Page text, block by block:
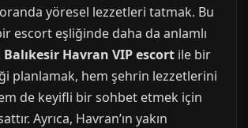
yöresel lezzetleri tatmak. Bu
escort eşliğinde daha da anlamlı
Balıkesir Havran VIP escort ile bir
planlamak, hem şehrin lezzetlerini
de keyifli bir sohbet etmek için
Ayrıca, Havran’ın yakın